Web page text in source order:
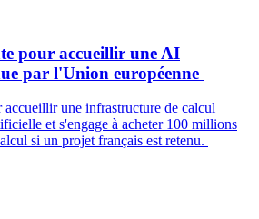
pour accueillir une AI
par l'Union européenne
une infrastructure de calcul
et s'engage à acheter 100 millions
si un projet français est retenu.